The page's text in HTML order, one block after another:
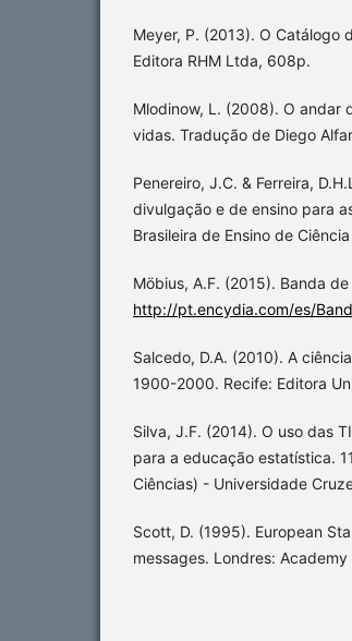
Meyer, P. (2013). O Catálogo
Editora RHM Ltda, 608p.
Mlodinow, L. (2008). O andar
vidas. Tradução de Diego
Penereiro, J.C. & Ferreira,
divulgação e de ensino para
Brasileira de Ensino de
Möbius, A.F. (2015). Banda
http://pt.encydia.com/es/
Salcedo, D.A. (2010). A
1900-2000. Recife: Editora
Silva, J.F. (2014). O uso das
para a educação estatística.
Ciências) - Universidade
Scott, D. (1995). European
messages. Londres: